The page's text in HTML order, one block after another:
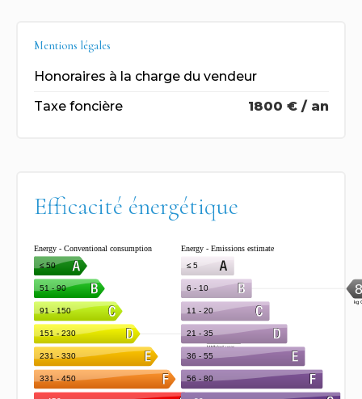
Mentions légales
Honoraires à la charge du vendeur
Taxe foncière
1800 € / an
Efficacité énergétique